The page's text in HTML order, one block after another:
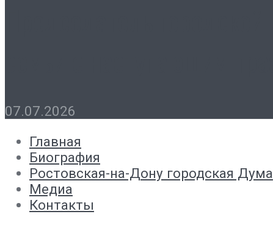
07.07.2026
Главная
Биография
Ростовская-на-Дону городская Дума
Медиа
Контакты